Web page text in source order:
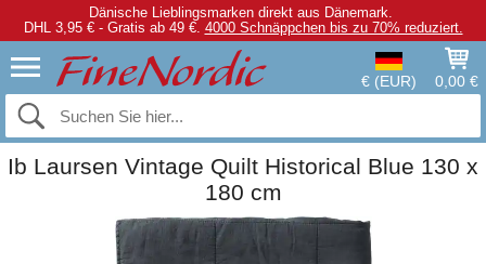
Dänische Lieblingsmarken direkt aus Dänemark.
DHL 3,95 € - Gratis ab 49 €. 4000 Schnäppchen bis zu 70% reduziert.
€ (EUR) 0,00 €
Ib Laursen Vintage Quilt Historical Blue 130 x
180 cm